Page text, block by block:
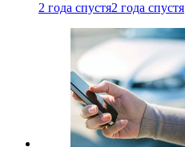
2 года спустя2 года спустя